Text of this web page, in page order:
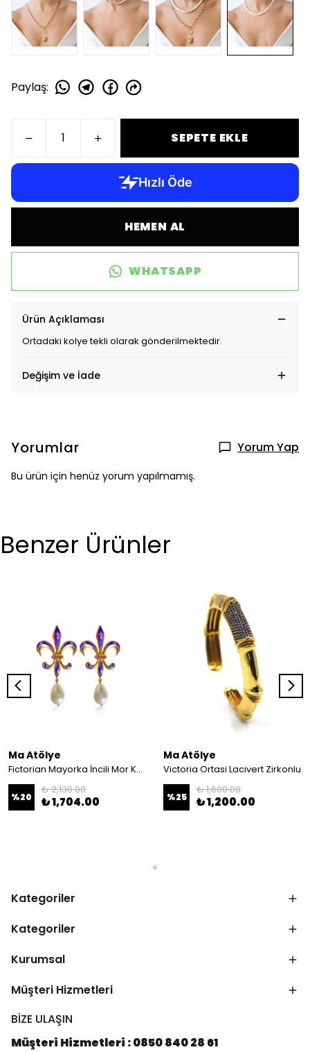
Paylaş:
SEPETE EKLE
HEMEN AL
WHATSAPP
Ürün Açıklaması
Ortadaki kolye tekli olarak gönderilmektedir.
Değişim ve İade
Yorumlar Yorum Yap
Bu ürün için henüz yorum yapılmamış.
Benzer Ürünler
Ma Atölye
Fictorian Mayorka İncili Mor Küpe
%20
₺ 2,130.00
₺ 1,704.00
Ma Atölye
Victoria Ortasi Lacivert Zirkonlu
%25
₺ 1,600.00
₺ 1,200.00
Kategoriler
Kategoriler
Kurumsal
Müşteri Hizmetleri
BİZE ULAŞIN
Müşteri Hizmetleri : 0850 840 28 61